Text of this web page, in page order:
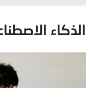
الذكاء